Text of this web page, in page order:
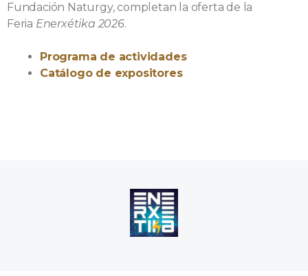
Fundación Naturgy, completan la oferta de la
Feria Enerxétika 2026.
Programa de actividades
Catálogo de expositores